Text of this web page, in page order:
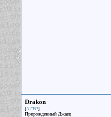
Drakon
[ПТУР]
Прирожденный Джаец